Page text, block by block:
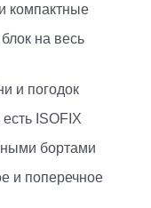
компактные
на весь
и погодок
ISOFIX
бортами
и поперечное